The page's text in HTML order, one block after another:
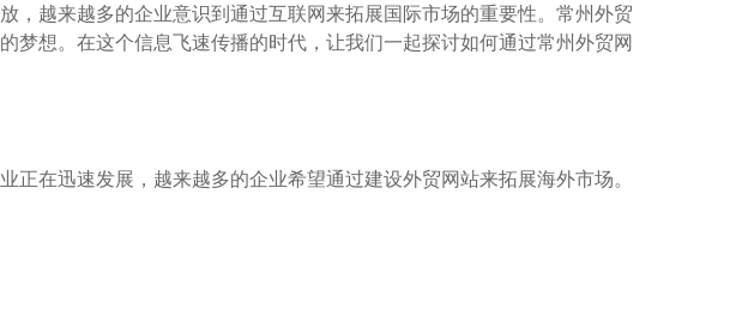
越来越多的企业意识到通过互联网来拓展国际市场的重要性。常州外贸
梦想。在这个信息飞速传播的时代，让我们一起探讨如何通过常州外贸网
在迅速发展，越来越多的企业希望通过建设外贸网站来拓展海外市场。